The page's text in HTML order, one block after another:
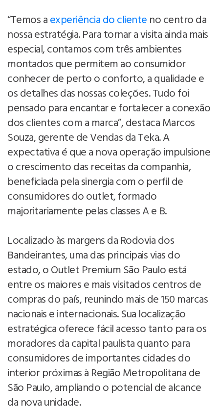
“Temos aexperiência do cliente no centro da
nossa estratégia. Para tornar a visita ainda mais
especial, contamos com três ambientes
montados que permitem ao consumidor
conhecer de perto o conforto, a qualidade e
os detalhes das nossas coleções. Tudo foi
pensado para encantar e fortalecer a conexão
dos clientes com a marca”, destaca Marcos
Souza, gerente de Vendas da Teka. A
expectativa é que a nova operação impulsione
o crescimento das receitas da companhia,
beneficiada pela sinergia com o perfil de
consumidores do outlet, formado
majoritariamente pelas classes A e B.
Localizado às margens da Rodovia dos
Bandeirantes, uma das principais vias do
estado, o Outlet Premium São Paulo está
entre os maiores e mais visitados centros de
compras do país, reunindo mais de 150 marcas
nacionais e internacionais. Sua localização
estratégica oferece fácil acesso tanto para os
moradores da capital paulista quanto para
consumidores de importantes cidades do
interior próximas à Região Metropolitana de
São Paulo, ampliando o potencial de alcance
da nova unidade.